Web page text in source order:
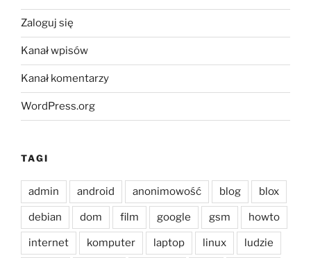
Zaloguj się
Kanał wpisów
Kanał komentarzy
WordPress.org
TAGI
admin android anonimowość blog blox
debian dom film google gsm howto
internet komputer laptop linux ludzie